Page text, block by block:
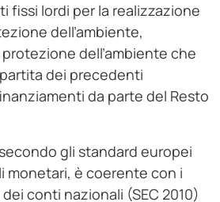
fissi lordi per la realizzazione
dell’ambiente,
dell’ambiente che
dei precedenti
da parte del Resto
gli standard europei
monetari, è coerente con i
conti nazionali (SEC 2010)